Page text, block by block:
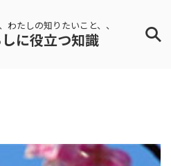
わたしの知りたいこと、、
に役立つ知識